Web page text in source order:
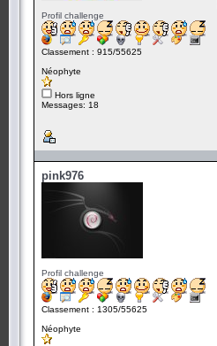
Profil challenge
Classement : 915/55625
Néophyte
Hors ligne
Messages: 18
pink976
Profil challenge
Classement : 1305/55625
Néophyte